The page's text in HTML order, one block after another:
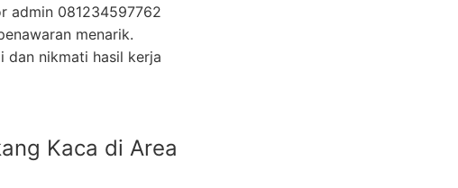
admin 081234597762
menarik.
dan nikmati hasil kerja
Kaca di Area